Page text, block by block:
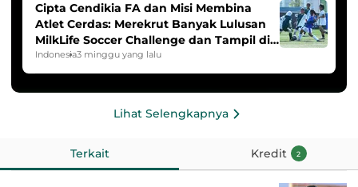
Cipta Cendikia FA dan Misi Membina
Atlet Cerdas: Merekrut Banyak Lulusan
MilkLife Soccer Challenge dan Tampil di
HYDROPLUS Soccer League
Indonesia3 minggu yang lalu
Lihat Selengkapnya
Terkait Kredit 2